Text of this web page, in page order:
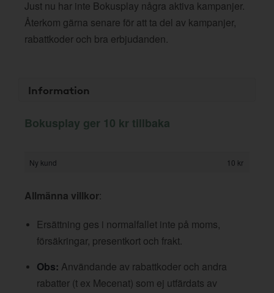
Just nu har inte Bokusplay några aktiva kampanjer.
Återkom gärna senare för att ta del av kampanjer,
rabattkoder och bra erbjudanden.
Information
Bokusplay ger 10 kr tillbaka
Ny kund 10 kr
Allmänna villkor:
Ersättning ges i normalfallet inte på moms,
försäkringar, presentkort och frakt.
Obs: Användande av rabattkoder och andra
rabatter (t ex Mecenat) som ej utfärdats av